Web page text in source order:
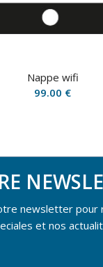
Nappe wifi
99.00 €
newsletter pour
et nos